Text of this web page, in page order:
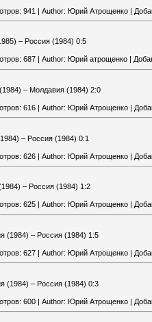
941 | Author: Юрий Атрощенко |
– Россия (1984) 0:5
687 Author: Юрий атрощенко
– Молдавия (1984) 2:0
616 | Author: Юрий Атрощенко |
– Россия (1984) 0:1
626 | Author: Юрий Атрощенко |
– Россия (1984) 1:2
625 Author: Юрий Атрощенко
(1984) – Россия (1984) 1:5
627 | Author: Юрий Атрощенко |
(1984) – Россия (1984) 0:3
600 | Author: Юрий Атрощенко |